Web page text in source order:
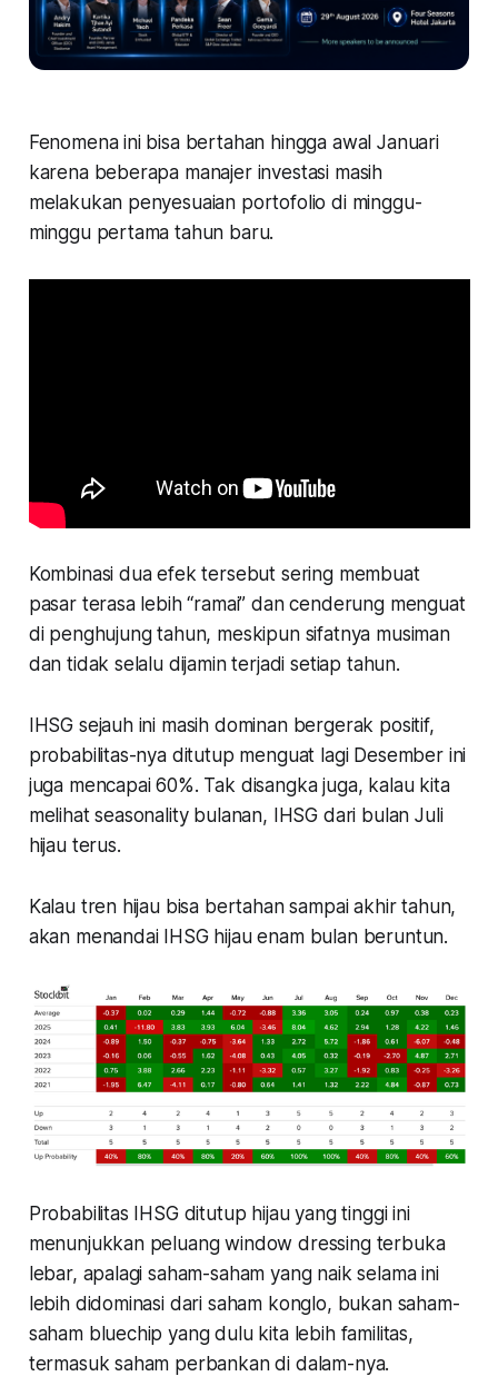
Fenomena ini bisa bertahan hingga awal Januari
karena beberapa manajer investasi masih
melakukan penyesuaian portofolio di minggu-
minggu pertama tahun baru.
Kombinasi dua efek tersebut sering membuat
pasar terasa lebih “ramai” dan cenderung menguat
di penghujung tahun, meskipun sifatnya musiman
dan tidak selalu dijamin terjadi setiap tahun.
IHSG sejauh ini masih dominan bergerak positif,
probabilitas-nya ditutup menguat lagi Desember ini
juga mencapai 60%. Tak disangka juga, kalau kita
melihat seasonality bulanan, IHSG dari bulan Juli
hijau terus.
Kalau tren hijau bisa bertahan sampai akhir tahun,
akan menandai IHSG hijau enam bulan beruntun.
Probabilitas IHSG ditutup hijau yang tinggi ini
menunjukkan peluang window dressing terbuka
lebar, apalagi saham-saham yang naik selama ini
lebih didominasi dari saham konglo, bukan saham-
saham bluechip yang dulu kita lebih familitas,
termasuk saham perbankan di dalam-nya.